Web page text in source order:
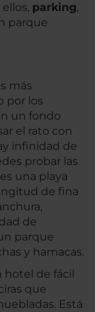
parking,
parque
más
por los
un fondo
el rato con
infinidad de
probar las
una playa
de fina
de
parque
y hamacas.
hotel de fácil
que
Está